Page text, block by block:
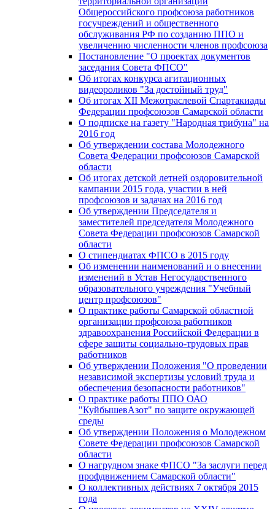
Общероссийского профсоюза работников
госучреждений и общественного
обслуживания РФ по созданию ППО и
увеличению численности членов профсоюза
Постановление "О проектах документов
заседания Совета ФПСО"
Об итогах конкурса агитационных
видеороликов "За достойный труд"
Об итогах XII Межотраслевой Спартакиады
Федерации профсоюзов Самарской области
О подписке на газету "Народная трибуна" на
2016 год
Об утверждении состава Молодежного
Совета Федерации профсоюзов Самарской
области
Об итогах детской летней оздоровительной
кампании 2015 года, участии в ней
профсоюзов и задачах на 2016 год
Об утверждении Председателя и
заместителей председателя Молодежного
Совета Федерации профсоюзов Самарской
области
О стипендиатах ФПСО в 2015 году
Об изменении наименований и о внесении
изменений в Устав Негосударственного
образовательного учреждения "Учебный
центр профсоюзов"
О практике работы Самарской областной
организации профсоюза работников
здравоохранения Российской Федерации в
сфере защиты социально-трудовых прав
работников
Об утверждении Положения "О проведении
независимой экспертизы условий труда и
обеспечения безопасности работников"
О практике работы ППО ОАО
"КуйбышевАзот" по защите окружающей
среды
Об утверждении Положения о Молодежном
Совете Федерации профсоюзов Самарской
области
О нагрудном знаке ФПСО "За заслуги перед
профдвижением Самарской области"
О коллективных действиях 7 октября 2015
года